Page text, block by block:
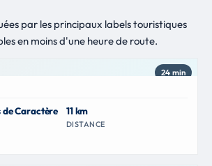
par les principaux labels touristiques
en moins d'une heure de route.
24 min
de Caractère 11 km
DISTANCE